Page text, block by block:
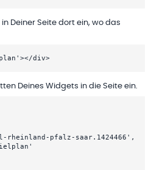
Deiner Seite dort ein, wo das
div>
Deines Widgets in die Seite ein.
pfalz-saar.1424466',